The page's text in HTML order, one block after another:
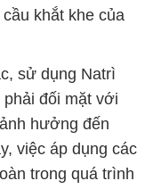
khắt khe của
sử dụng Natrì
đối mặt với
hưởng đến
việc áp dụng các
trong quá trình